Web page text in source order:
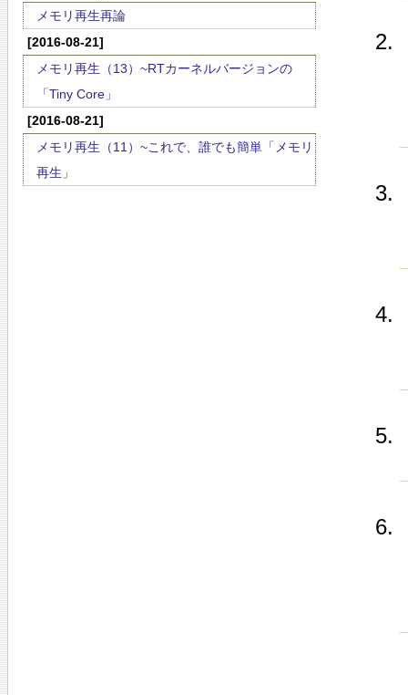
メモリ再生再論
[2016-08-21]
メモリ再生（13）~RTカーネルバージョンの
「Tiny Core」
[2016-08-21]
メモリ再生（11）~これで、誰でも簡単「メモリ
再生」